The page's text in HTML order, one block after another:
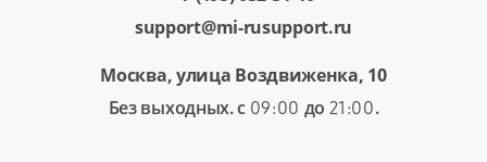
support@mi-rusupport.ru
Москва, улица Воздвиженка, 10
Без выходных. с 09:00 до 21:00.